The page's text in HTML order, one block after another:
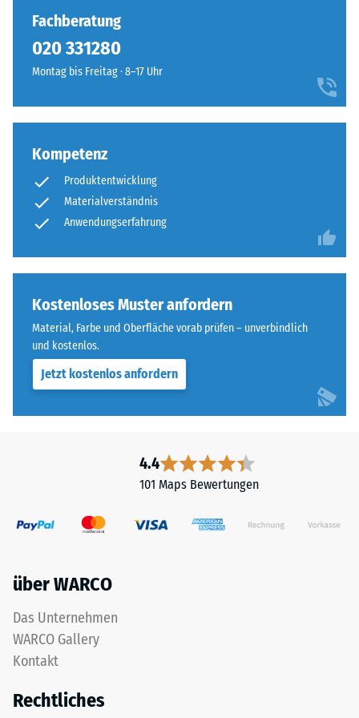
Produkt
Produktvergleich
ausgewählt.
Fachberatung
020 331280
Montag bis Freitag · 8–17 Uhr
Kompetenz
Produktentwicklung
Materialverständnis
Anwendungserfahrung
Kostenloses Muster anfordern
Material, Farbe und Oberfläche vorab prüfen – unverbindlich
und kostenlos.
Jetzt kostenlos anfordern
4.4
101 Maps Bewertungen
über WARCO
Das Unternehmen
WARCO Gallery
Kontakt
Rechtliches